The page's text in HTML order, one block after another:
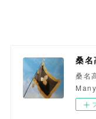
桑
桑名